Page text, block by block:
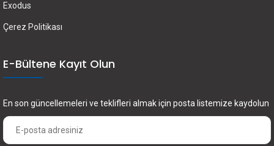
Exodus
Çerez Politikası
E-Bültene Kayıt Olun
En son güncellemeleri ve teklifleri almak için posta listemize kaydolun